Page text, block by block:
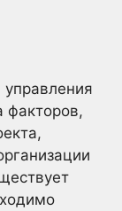
факторов,